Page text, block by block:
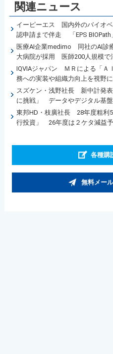
関連ニュース
イーピーエス 国内外のバイオ
認申請まで伴走 「EPS BIOPath
医療AI企業medimo 同社のAI診
大病院が採用 医師200人規模で
IQVIAジャパン ＭＲによる「
務への実装や組織力向上を視野
スズケン・浅野社長 新中計発
に挑戦」 データやデジタル基盤
東邦HD・枝廣社長 28年度粗利
行投資」 26年度は２ケタ減益
各種購
無料メー